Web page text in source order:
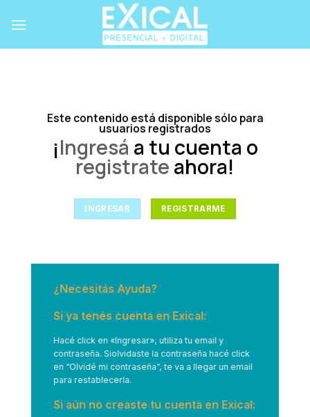
Este contenido está disponible sólo para
usuarios registrados
¡Ingresá a tu cuenta o
registrate ahora!
INGRESAR REGISTRARME
¿Necesitás Ayuda?
Si ya tenés cuenta en Exical:
Hacé click en «Ingresar», utiliza tu email y
contraseña. Siolvidaste la contraseña hacé click
en “Olvidé mi contraseña”, te va a llegar un email
para restablecerla.
Si aún no creaste tu cuenta en Exical: